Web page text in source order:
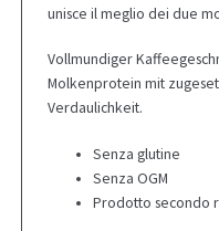
unisce il meglio dei due
Vollmundiger
Molkenprotein mit
Verdaulichkeit.
Senza glutine
Senza OGM
Prodotto secondo